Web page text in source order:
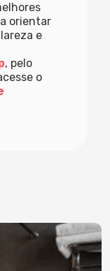
orientar
e
, pelo
o